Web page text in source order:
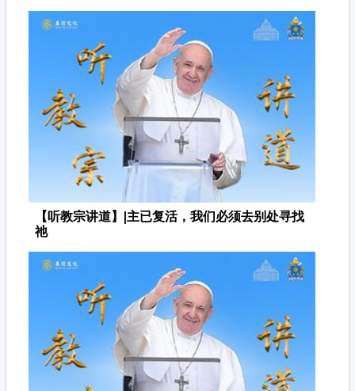
【听教宗讲道】|主已复活，我们必须去别处寻找
祂